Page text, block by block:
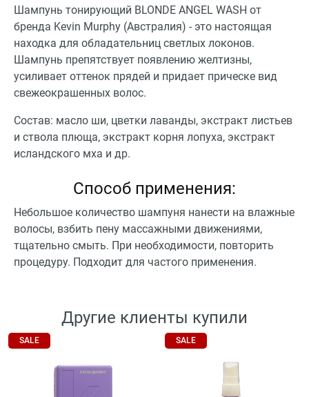
Шампунь тонирующий BLONDE ANGEL WASH от
бренда Kevin Murphy (Австралия) - это настоящая
находка для обладательниц светлых локонов.
Шампунь препятствует появлению желтизны,
усиливает оттенок прядей и придает прическе вид
свежеокрашенных волос.
Состав: масло ши, цветки лаванды, экстракт листьев
и ствола плюща, экстракт корня лопуха, экстракт
исландского мха и др.
Способ применения:
Небольшое количество шампуня нанести на влажные
волосы, взбить пену массажными движениями,
тщательно смыть. При необходимости, повторить
процедуру. Подходит для частого применения.
Другие клиенты купили
SALE SALE